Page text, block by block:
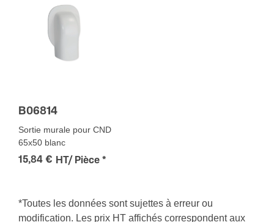
B06814
Sortie murale pour CND
65x50 blanc
15,84 € HT/ Pièce *
*Toutes les données sont sujettes à erreur ou
modification. Les prix HT affichés correspondent aux